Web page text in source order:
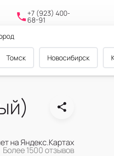
Томск Новосибирск
+7 (923) 400-
68-91
Корзина
на Яндекс.Картах
Более 1500 отзывов